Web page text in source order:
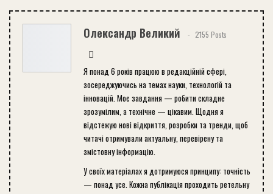
Олександр Великий 2155 Posts
Я понад 6 років працюю в редакційній сфері,
зосереджуючись на темах науки, технологій та
інновацій. Моє завдання — робити складне
зрозумілим, а технічне — цікавим. Щодня я
відстежую нові відкриття, розробки та тренди, щоб
читачі отримували актуальну, перевірену та
змістовну інформацію.
У своїх матеріалах я дотримуюся принципу: точність
— понад усе. Кожна публікація проходить ретельну